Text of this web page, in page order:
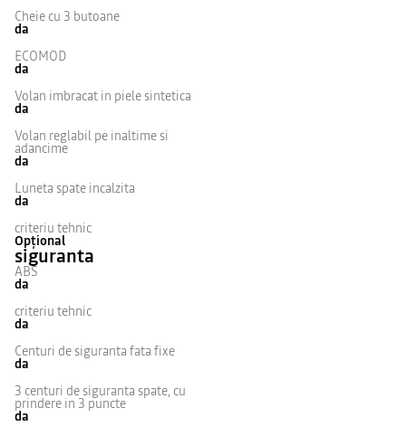
Cheie cu 3 butoane
da
ECOMOD
da
Volan imbracat in piele sintetica
da
Volan reglabil pe inaltime si
adancime
da
Luneta spate incalzita
da
criteriu tehnic
Opțional
siguranta
ABS
da
criteriu tehnic
da
Centuri de siguranta fata fixe
da
3 centuri de siguranta spate, cu
prindere in 3 puncte
da